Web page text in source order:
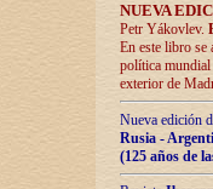
NUEVA
Petr Yákovlev.
En este libro se
política mundial
exterior de
Nueva edición
Rusia -
(125 años de